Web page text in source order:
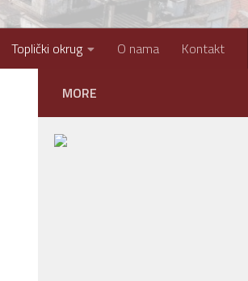
Toplički okrug O nama Kontakt
MORE